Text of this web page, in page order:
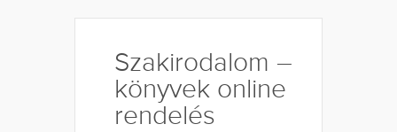
Szakirodalom –
könyvek online
rendelés